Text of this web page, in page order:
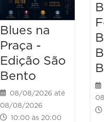
Blues na
Praça -
Edição São
Bento
08/08/2026 até
08/08/2026
10:00 às 20:00